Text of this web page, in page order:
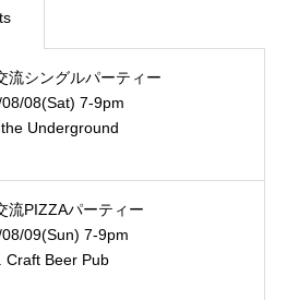
流シングルパーティー
08(Sat) 7-9pm
Underground
流PIZZAパーティー
09(Sun) 7-9pm
Craft Beer Pub